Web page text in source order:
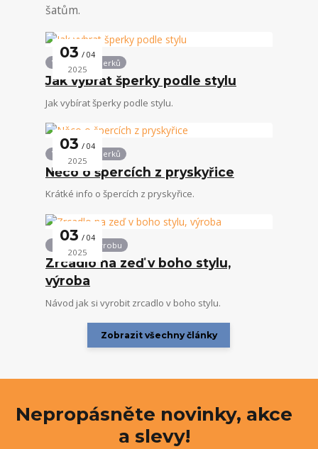
šatům.
03 04
2025
Vše kolem šperků
Jak vybrat šperky podle stylu
Jak vybírat šperky podle stylu.
03 04
2025
Vše kolem šperků
Něco o špercích z pryskyřice
Krátké info o špercích z pryskyřice.
03 04
2025
Návody na výrobu
Zrcadlo na zeď v boho stylu,
výroba
Návod jak si vyrobit zrcadlo v boho stylu.
Zobrazit všechny články
Nepropásněte novinky, akce
a slevy!